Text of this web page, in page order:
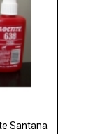
Santana